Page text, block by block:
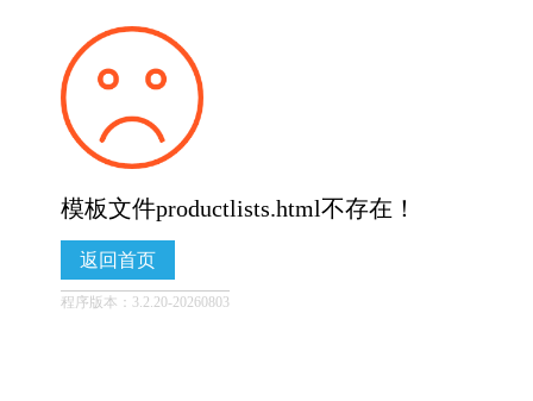
模板文件productlists.html不存在！
返回首页
程序版本：3.2.20-20260803